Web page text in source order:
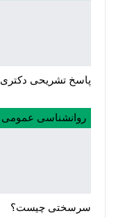
پاسخ تشریحی دکتری ۹۹
روانشناسی عمومی
سرسختی چیست؟